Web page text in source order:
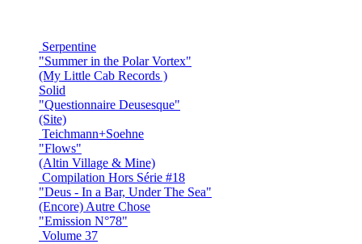
Serpentine
"Summer in the Polar Vortex"
(My Little Cab Records )
Solid
"Questionnaire Deusesque"
(Site)
Teichmann+Soehne
"Flows"
(Altin Village & Mine)
Compilation Hors Série #18
"Deus - In a Bar, Under The Sea"
(Encore) Autre Chose
"Emission N°78"
Volume 37